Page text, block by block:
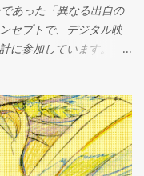
あった「異なる出自の
セプトで、デジタル映
に参加しています。 ソ
す。 キャラクターデザ
理 監督：寺尾 優一 プロ
：ufotable お楽しみ頂け
Opening